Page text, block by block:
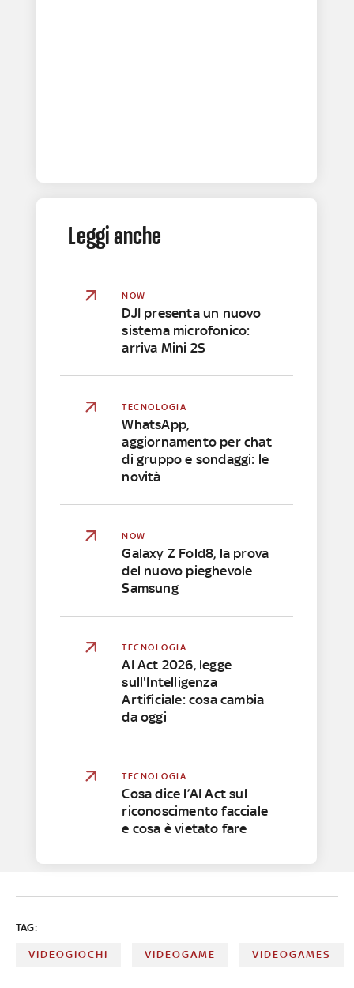
Leggi anche
NOW
DJI presenta un nuovo
sistema microfonico:
arriva Mini 2S
TECNOLOGIA
WhatsApp,
aggiornamento per chat
di gruppo e sondaggi: le
novità
NOW
Galaxy Z Fold8, la prova
del nuovo pieghevole
Samsung
TECNOLOGIA
AI Act 2026, legge
sull'Intelligenza
Artificiale: cosa cambia
da oggi
TECNOLOGIA
Cosa dice l’AI Act sul
riconoscimento facciale
e cosa è vietato fare
TAG:
VIDEOGIOCHI VIDEOGAME VIDEOGAMES